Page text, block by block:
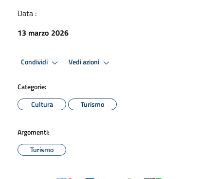
Data :
13 marzo 2026
Condividi Vedi azioni
Categorie:
Cultura
Turismo
Argomenti:
Turismo